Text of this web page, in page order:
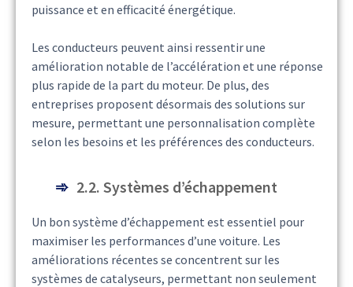
puissance et en efficacité énergétique.
Les conducteurs peuvent ainsi ressentir une
amélioration notable de l’accélération et une réponse
plus rapide de la part du moteur. De plus, des
entreprises proposent désormais des solutions sur
mesure, permettant une personnalisation complète
selon les besoins et les préférences des conducteurs.
2.2. Systèmes d’échappement
Un bon système d’échappement est essentiel pour
maximiser les performances d’une voiture. Les
améliorations récentes se concentrent sur les
systèmes de catalyseurs, permettant non seulement